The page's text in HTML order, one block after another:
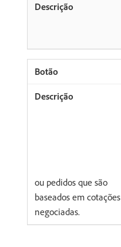
ou pedidos que são
baseados em cotações
negociadas.